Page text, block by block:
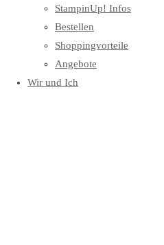
StampinUp! Infos
Bestellen
Shoppingvorteile
Angebote
Wir und Ich